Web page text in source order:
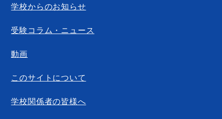
学校からのお知らせ
受験コラム・ニュース
動画
このサイトについて
学校関係者の皆様へ